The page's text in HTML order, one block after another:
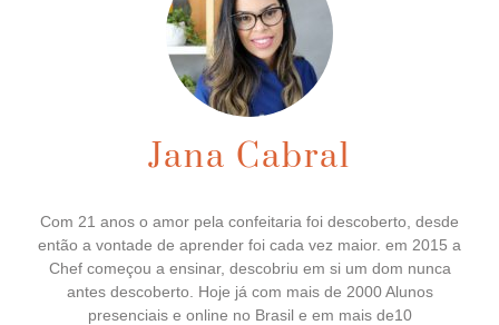
Jana Cabral
Com 21 anos o amor pela confeitaria foi descoberto, desde
então a vontade de aprender foi cada vez maior. em 2015 a
Chef começou a ensinar, descobriu em si um dom nunca
antes descoberto. Hoje já com mais de 2000 Alunos
presenciais e online no Brasil e em mais de10